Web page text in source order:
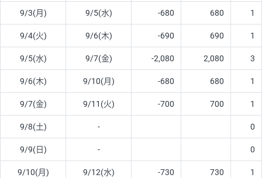
9/3(月) 9/5(水) -680 680 1
9/4(火) 9/6(木) -690 690 1
9/5(水) 9/7(金) -2,080 2,080 3
9/6(木) 9/10(月) -680 680 1
9/7(金) 9/11(火) -700 700 1
9/8(土) - 0
9/9(日) - 0
9/10(月) 9/12(水) -730 730 1